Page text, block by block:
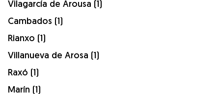
Vilagarcía de Arousa (1)
Cambados (1)
Rianxo (1)
Villanueva de Arosa (1)
Raxó (1)
Marín (1)